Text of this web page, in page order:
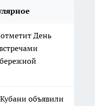
День
объявили